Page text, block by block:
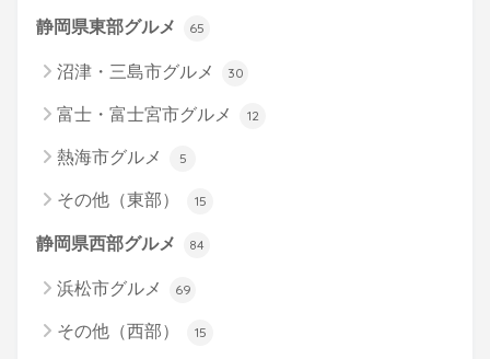
静岡県東部グルメ 65
沼津・三島市グルメ 30
富士・富士宮市グルメ 12
熱海市グルメ 5
その他（東部） 15
静岡県西部グルメ 84
浜松市グルメ 69
その他（西部） 15